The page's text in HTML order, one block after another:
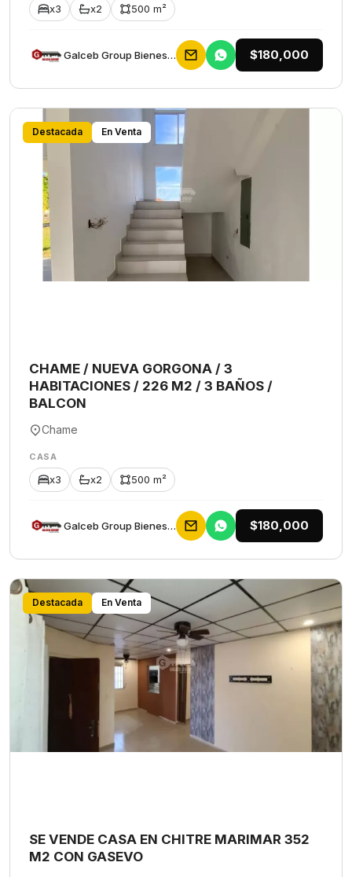
x3 x2 500 m²
Galceb Group Bienes Raices $180,000
Destacada En Venta
CHAME / NUEVA GORGONA / 3
HABITACIONES / 226 M2 / 3 BAÑOS /
BALCON
Chame
CASA
x3 x2 500 m²
Galceb Group Bienes Raices $180,000
Destacada En Venta
SE VENDE CASA EN CHITRE MARIMAR 352
M2 CON GASEVO